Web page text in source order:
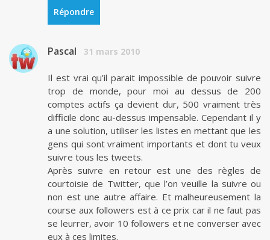
Répondre
Pascal 31 mars 2010
Il est vrai qu’il parait impossible de pouvoir suivre
trop de monde, pour moi au dessus de 200
comptes actifs ça devient dur, 500 vraiment très
difficile donc au-dessus impensable. Cependant il y
a une solution, utiliser les listes en mettant que les
gens qui sont vraiment importants et dont tu veux
suivre tous les tweets.
Après suivre en retour est une des règles de
courtoisie de Twitter, que l’on veuille la suivre ou
non est une autre affaire. Et malheureusement la
course aux followers est à ce prix car il ne faut pas
se leurrer, avoir 10 followers et ne converser avec
eux à ces limites.